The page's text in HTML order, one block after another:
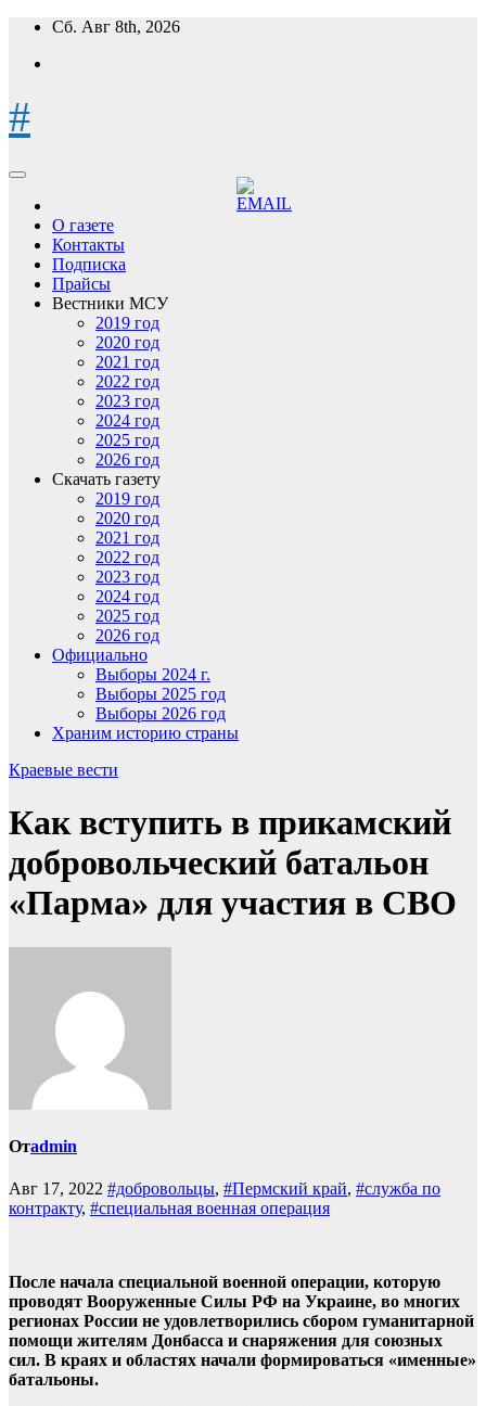
Перейти
содержимому
Сб. Авг 8th, 2026
#
О газете
Контакты
Подписка
Прайсы
Вестники МСУ
2019 год
2020 год
2021 год
2022 год
2023 год
2024 год
2025 год
2026 год
Скачать газету
2019 год
2020 год
2021 год
2022 год
2023 год
2024 год
2025 год
2026 год
Официально
Выборы 2024 г.
Выборы 2025 год
Выборы 2026 год
Храним историю страны
Краевые вести
Как вступить в прикамский
добровольческий батальон
«Парма» для участия в СВО
Отadmin
Авг 17, 2022 #добровольцы, #Пермский край, #служба по
контракту, #специальная военная операция
После начала специальной военной операции, которую
проводят Вооруженные Силы РФ на Украине, во многих
регионах России не удовлетворились сбором гуманитарной
помощи жителям Донбасса и снаряжения для союзных
сил. В краях и областях начали формироваться «именные»
батальоны.